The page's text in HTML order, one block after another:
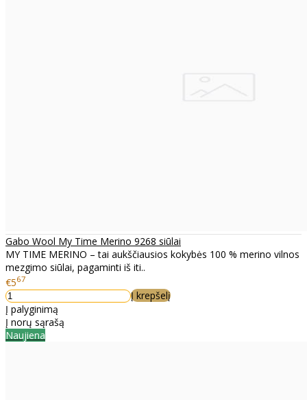
Gabo Wool My Time Merino 9268 siūlai
MY TIME MERINO – tai aukščiausios kokybės 100 % merino vilnos
mezgimo siūlai, pagaminti iš iti..
€567
Į krepšelį
Į palyginimą
Į norų sąrašą
Naujiena